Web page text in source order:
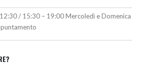
/ 15:30 – 19:00 Mercoledì e Domenica